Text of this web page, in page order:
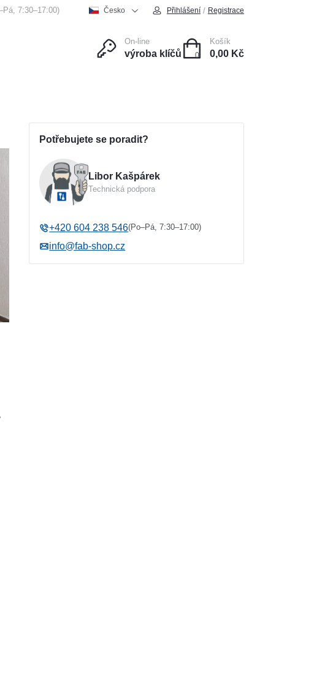
7:30–17:00) Česko Přihlášení / Registrace
On-line
výroba klíčů 0
Košík
0,00 Kč
Potřebujete se poradit?
Libor Kašpárek
Technická podpora
+420 604 238 546(Po–Pá, 7:30–17:00)
info@fab-shop.cz